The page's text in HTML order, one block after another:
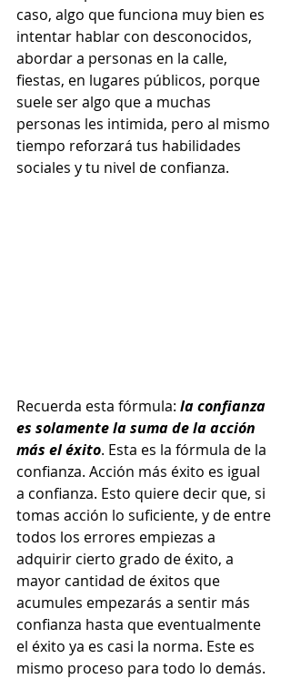
caso, algo que funciona muy bien es
intentar hablar con desconocidos,
abordar a personas en la calle,
fiestas, en lugares públicos, porque
suele ser algo que a muchas
personas les intimida, pero al mismo
tiempo reforzará tus habilidades
sociales y tu nivel de confianza.
Recuerda esta fórmula: la confianza
es solamente la suma de la acción
más el éxito. Esta es la fórmula de la
confianza. Acción más éxito es igual
a confianza. Esto quiere decir que, si
tomas acción lo suficiente, y de entre
todos los errores empiezas a
adquirir cierto grado de éxito, a
mayor cantidad de éxitos que
acumules empezarás a sentir más
confianza hasta que eventualmente
el éxito ya es casi la norma. Este es
mismo proceso para todo lo demás.